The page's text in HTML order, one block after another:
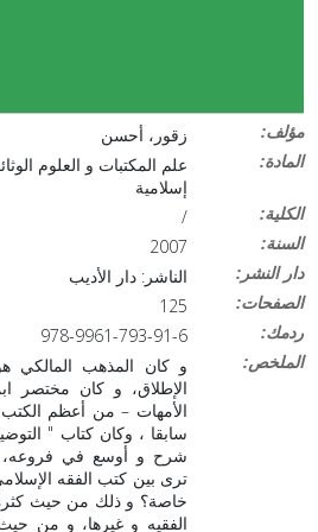
:مؤلف
زقور، أحسن
:المادة
علم المكتبات و العلوم
إسلامية
:الكلية
/
:السنة
2007
:دار النشر
الناشر: دار الأديب
:الصفحات
125
:ردمك
978-9961-793-91-6
:الملخص
الإطلاق، و كان مختصر
الأمهات – من أعظم
سابقا ، وكان كتاب "
شرح و أوسع في فروعه،
ترى بين كتب الفقه
خاصة؟ و ذلك من حيث
الفقيه و غيرها، و من